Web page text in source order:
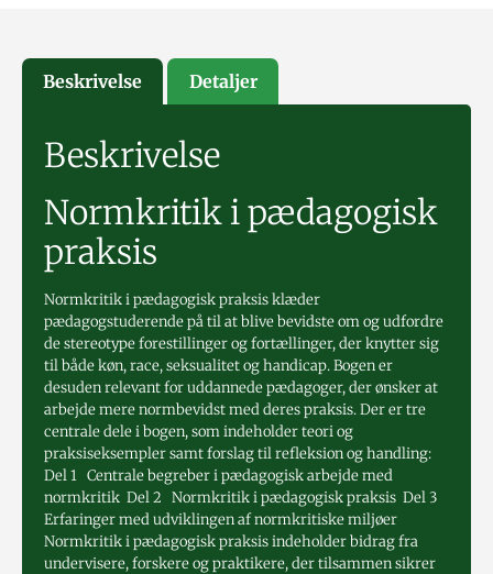
Beskrivelse Detaljer
Beskrivelse
Normkritik i pædagogisk
praksis
Normkritik i pædagogisk praksis klæder
pædagogstuderende på til at blive bevidste om og udfordre
de stereotype forestillinger og fortællinger, der knytter sig
til både køn, race, seksualitet og handicap. Bogen er
desuden relevant for uddannede pædagoger, der ønsker at
arbejde mere normbevidst med deres praksis. Der er tre
centrale dele i bogen, som indeholder teori og
praksiseksempler samt forslag til refleksion og handling:
Del 1 Centrale begreber i pædagogisk arbejde med
normkritik Del 2 Normkritik i pædagogisk praksis Del 3
Erfaringer med udviklingen af normkritiske miljøer
Normkritik i pædagogisk praksis indeholder bidrag fra
undervisere, forskere og praktikere, der tilsammen sikrer